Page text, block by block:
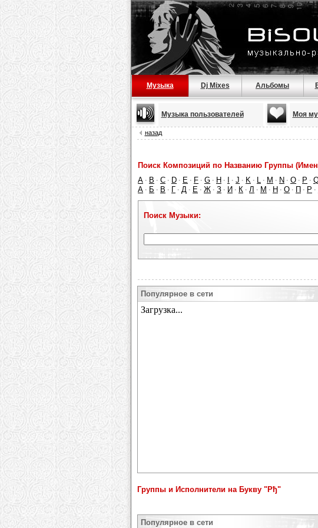
Музыка Dj Mixes Альбомы
Музыка пользователей Моя
назад
Поиск Композиций по Названию Группы
A · B · C · D · E · F · G · H · · J · K · L · M · N · O · P ·
А · Б · В · Г · Д · Е · Ж · З · И · К · Л · М · Н · О · П · Р ·
Поиск Музыки:
Популярное в сети
Группы и Исполнители на Букву "Рђ"
Популярное в сети